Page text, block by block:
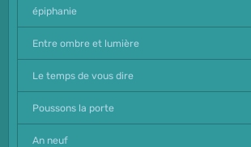
épiphanie
Entre ombre et lumière
Le temps de vous dire
Poussons la porte
An neuf